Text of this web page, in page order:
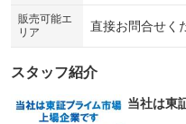
販売可能エ
リア
直接お問合せく
スタッフ紹介
当社は東